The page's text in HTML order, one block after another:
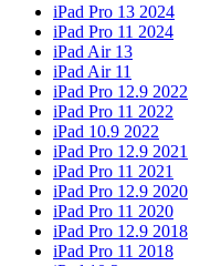
iPad Pro 13 2024
iPad Pro 11 2024
iPad Air 13
iPad Air 11
iPad Pro 12.9 2022
iPad Pro 11 2022
iPad 10.9 2022
iPad Pro 12.9 2021
iPad Pro 11 2021
iPad Pro 12.9 2020
iPad Pro 11 2020
iPad Pro 12.9 2018
iPad Pro 11 2018